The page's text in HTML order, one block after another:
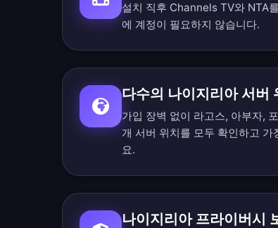
설치 직후 Channels TV와 NTA
에 계정이 필요하지 않습니다.
다수의 나이지리아 서버
가입 장벽 없이 라고스, 아부자,
개 서버 위치를 모두 확인하고 가
요.
나이지리아 프라이버시